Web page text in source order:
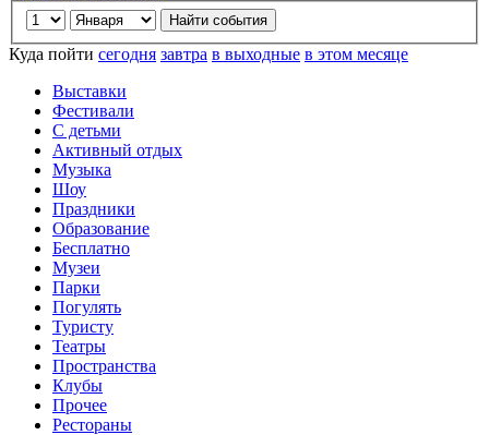
Куда пойти сегодня завтра в выходные в этом месяце
Выставки
Фестивали
С детьми
Активный отдых
Музыка
Шоу
Праздники
Образование
Бесплатно
Музеи
Парки
Погулять
Туристу
Театры
Пространства
Клубы
Прочее
Рестораны